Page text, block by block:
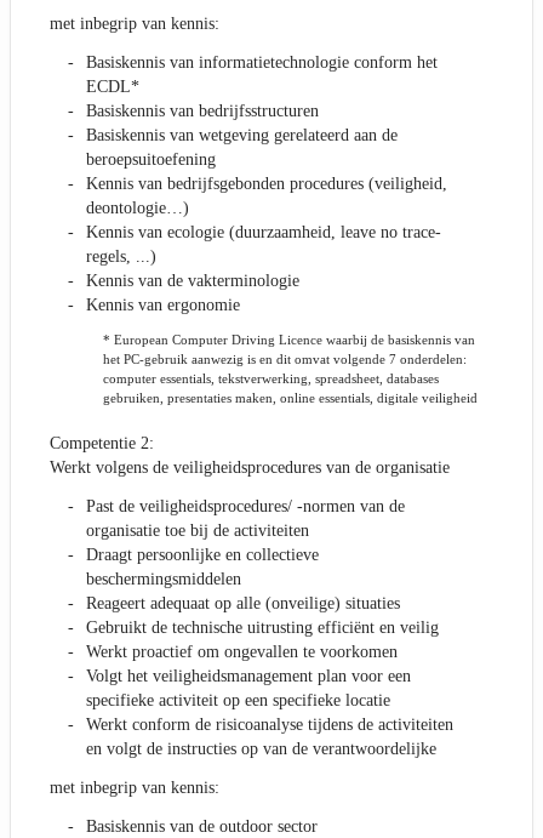
met inbegrip van kennis:
Basiskennis van informatietechnologie conform het
ECDL*
Basiskennis van bedrijfsstructuren
Basiskennis van wetgeving gerelateerd aan de
beroepsuitoefening
Kennis van bedrijfsgebonden procedures (veiligheid,
deontologie…)
Kennis van ecologie (duurzaamheid, leave no trace-
regels, ...)
Kennis van de vakterminologie
Kennis van ergonomie
* European Computer Driving Licence waarbij de basiskennis van
het PC-gebruik aanwezig is en dit omvat volgende 7 onderdelen:
computer essentials, tekstverwerking, spreadsheet, databases
gebruiken, presentaties maken, online essentials, digitale veiligheid
Competentie 2:
Werkt volgens de veiligheidsprocedures van de organisatie
Past de veiligheidsprocedures/ -normen van de
organisatie toe bij de activiteiten
Draagt persoonlijke en collectieve
beschermingsmiddelen
Reageert adequaat op alle (onveilige) situaties
Gebruikt de technische uitrusting efficiënt en veilig
Werkt proactief om ongevallen te voorkomen
Volgt het veiligheidsmanagement plan voor een
specifieke activiteit op een specifieke locatie
Werkt conform de risicoanalyse tijdens de activiteiten
en volgt de instructies op van de verantwoordelijke
met inbegrip van kennis:
Basiskennis van de outdoor sector